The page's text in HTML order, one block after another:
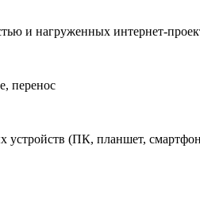
и нагруженных интернет-
перенос
устройств (ПК, планшет,